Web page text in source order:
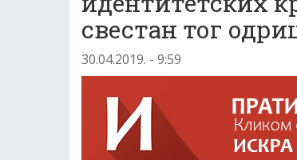
свестан тог
30.04.2019. - 9:59